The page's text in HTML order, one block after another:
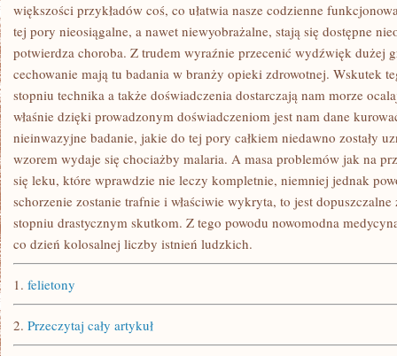
większości przykładów coś, co ułatwia nasze codzienne
tej pory nieosiągalne, a nawet niewyobrażalne, stają się dostępne
potwierdza choroba. Z trudem wyraźnie przecenić wydźwięk dużej
cechowanie mają tu badania w branży opieki zdrowotnej. Wskutek
stopniu technika a także doświadczenia dostarczają nam morze
właśnie dzięki prowadzonym doświadczeniom jest nam dane
nieinwazyjne badanie, jakie do tej pory całkiem niedawno zostały
wzorem wydaje się chociażby malaria. A masa problemów jak na
się leku, które wprawdzie nie leczy kompletnie, niemniej jednak
schorzenie zostanie trafnie i właściwie wykryta, to jest
stopniu drastycznym skutkom. Z tego powodu nowomodna
co dzień kolosalnej liczby istnień ludzkich.
1. felietony
2. Przeczytaj cały artykuł